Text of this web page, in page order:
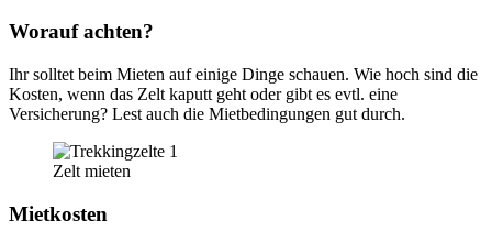
Worauf achten?
Ihr solltet beim Mieten auf einige Dinge schauen. Wie hoch sind die
Kosten, wenn das Zelt kaputt geht oder gibt es evtl. eine
Versicherung? Lest auch die Mietbedingungen gut durch.
Zelt mieten
Mietkosten